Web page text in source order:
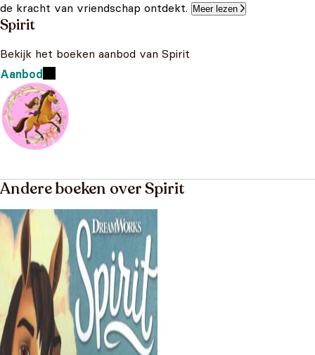
de kracht van vriendschap ontdekt.
Meer lezen
Spirit
Bekijk het boeken aanbod van Spirit
Aanbod
Andere boeken over Spirit